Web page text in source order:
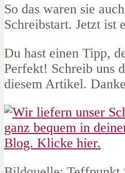
So das waren sie
Schreibstart. Jetzt ist
Du hast einen Tipp,
Perfekt! Schreib uns
diesem Artikel.